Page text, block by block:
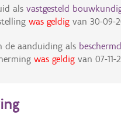
als vastgesteld
was geldigvan 30-09-
de aanduiding als
was geldigvan 07-11-